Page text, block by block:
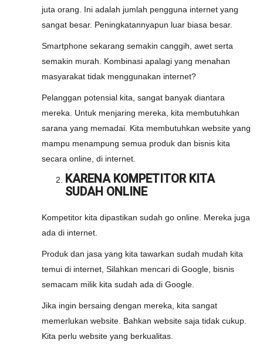
juta orang. Ini adalah jumlah pengguna internet yang
sangat besar. Peningkatannyapun luar biasa besar.
Smartphone sekarang semakin canggih, awet serta
semakin murah. Kombinasi apalagi yang menahan
masyarakat tidak menggunakan internet?
Pelanggan potensial kita, sangat banyak diantara
mereka. Untuk menjaring mereka, kita membutuhkan
sarana yang memadai. Kita membutuhkan website yang
mampu menampung semua produk dan bisnis kita
secara online, di internet.
KARENA KOMPETITOR KITA
SUDAH ONLINE
Kompetitor kita dipastikan sudah go online. Mereka juga
ada di internet.
Produk dan jasa yang kita tawarkan sudah mudah kita
temui di internet, Silahkan mencari di Google, bisnis
semacam milik kita sudah ada di Google.
Jika ingin bersaing dengan mereka, kita sangat
memerlukan website. Bahkan website saja tidak cukup.
Kita perlu website yang berkualitas.